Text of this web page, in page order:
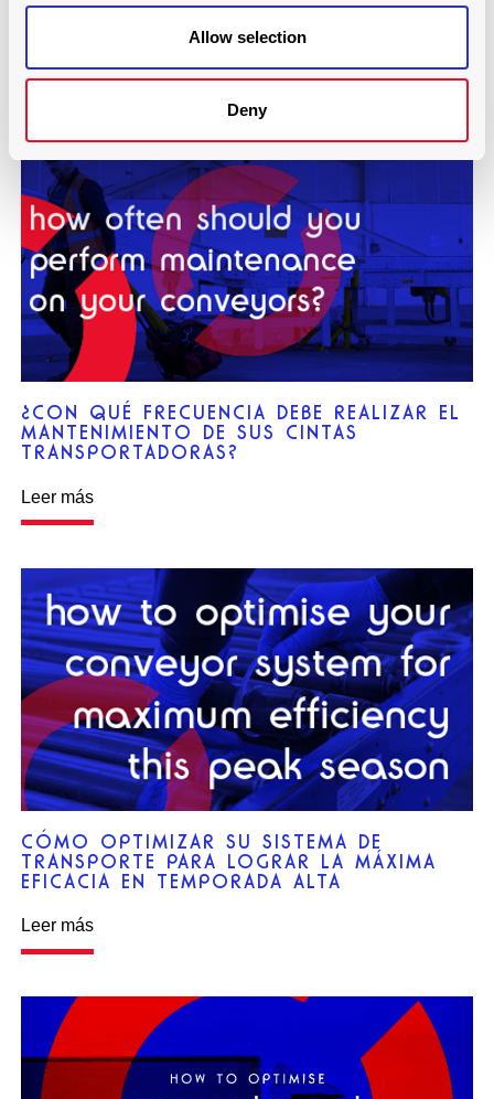
Allow selection
Deny
Leer más
¿CON QUÉ FRECUENCIA DEBE REALIZAR EL
MANTENIMIENTO DE SUS CINTAS
TRANSPORTADORAS?
Leer más
CÓMO OPTIMIZAR SU SISTEMA DE
TRANSPORTE PARA LOGRAR LA MÁXIMA
EFICACIA EN TEMPORADA ALTA
Leer más